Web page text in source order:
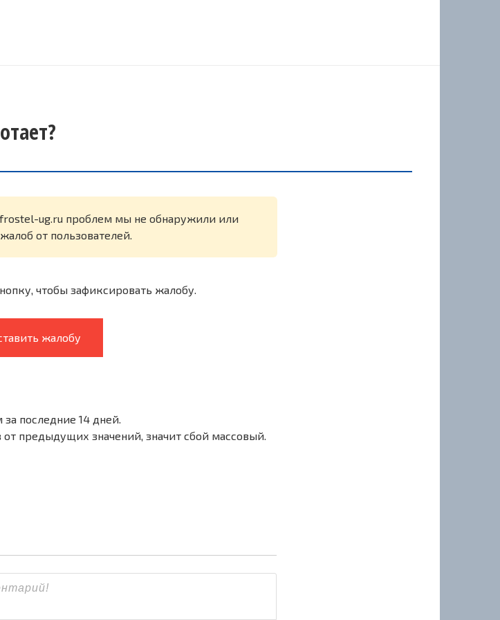
frostel-ug.ru проблем мы не обнаружили или
от пользователей.
чтобы зафиксировать жалобу.
жалобу
последние 14 дней.
предыдущих значений, значит сбой массовый.